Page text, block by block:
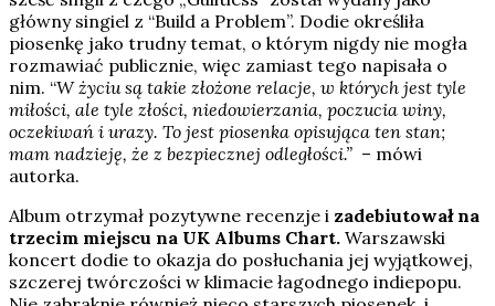
główny singiel z “Build a Problem”. Dodie określiła
piosenkę jako trudny temat, o którym nigdy nie mogła
rozmawiać publicznie, więc zamiast tego napisała o
nim. “W życiu są takie złożone relacje, w których jest tyle
miłości, ale tyle złości, niedowierzania, poczucia winy,
oczekiwań i urazy. To jest piosenka opisująca ten stan;
mam nadzieję, że z bezpiecznej odległości.” – mówi
autorka.
Album otrzymał pozytywne recenzje i zadebiutował na
trzecim miejscu na UK Albums Chart. Warszawski
koncert dodie to okazja do posłuchania jej wyjątkowej,
szczerej twórczości w klimacie łagodnego indiepopu.